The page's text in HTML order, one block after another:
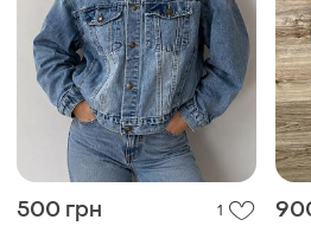
500 грн 1